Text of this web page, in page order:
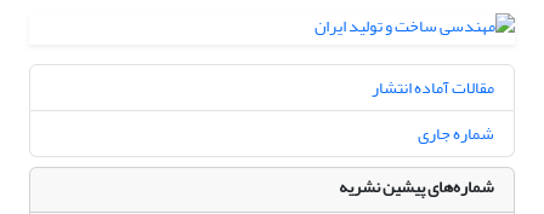
مقالات آماده انتشار
شماره جاری
شماره‌های پیشین نشریه